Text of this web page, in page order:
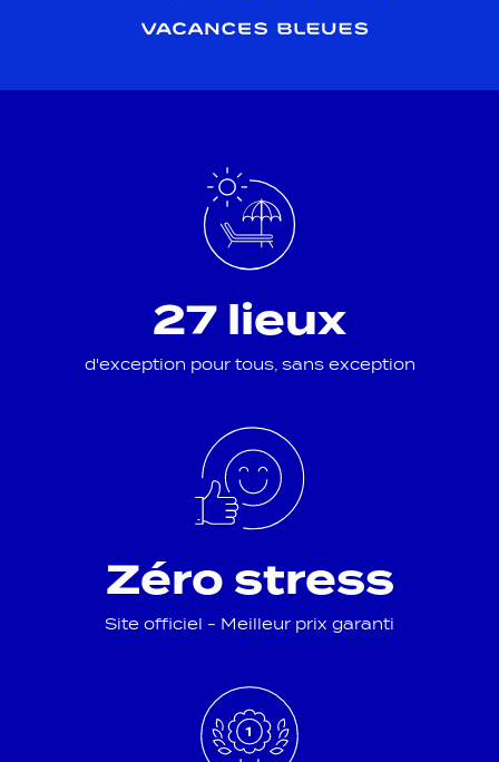
27 lieux
d'exception pour tous, sans exception
Zéro stress
Site officiel - Meilleur prix garanti